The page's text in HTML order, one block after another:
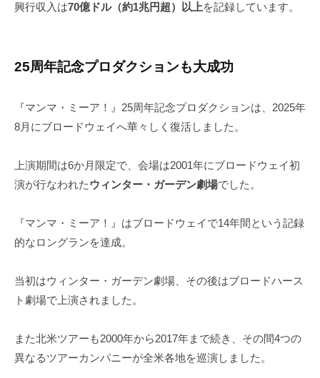
興行収入は70億ドル（約1兆円超）以上を記録しています。
25周年記念プロダクションも大成功
『マンマ・ミーア！』25周年記念プロダクションは、2025年
8月にブロードウェイへ華々しく復活しました。
上演期間は6か月限定で、会場は2001年にブロードウェイ初
演が行なわれたウィンター・ガーデン劇場でした。
『マンマ・ミーア！』はブロードウェイで14年間という記録
的なロングランを達成。
当初はウィンター・ガーデン劇場、その後はブロードハース
ト劇場で上演されました。
また北米ツアーも2000年から2017年まで続き、その間4つの
異なるツアーカンパニーが全米各地を巡演しました。